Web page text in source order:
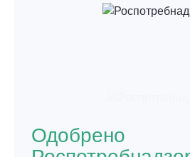
Одобрено